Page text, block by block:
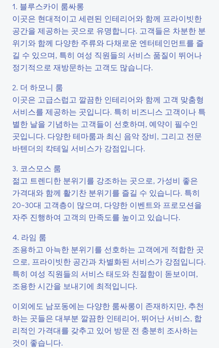
1. 블루스카이 룸싸롱
이곳은 현대적이고 세련된 인테리어와 함께 프라이빗한
공간을 제공하는 곳으로 유명합니다. 고객들은 차분한 분
위기와 함께 다양한 주류와 다채로운 엔터테인먼트를 즐
길 수 있으며, 특히 여성 직원들의 서비스 품질이 뛰어나
정기적으로 재방문하는 고객도 많습니다.
2. 더 하모니 룸
이곳은 고급스럽고 깔끔한 인테리어와 함께 고객 맞춤형
서비스를 제공하는 곳입니다. 특히 비즈니스 고객이나 특
별한 날을 기념하는 고객들이 선호하며, 예약이 필수인
곳입니다. 다양한 테마룸과 최신 음악 장비, 그리고 전문
바텐더의 칵테일 서비스가 강점입니다.
3. 코스모스 룸
젊고 트렌디한 분위기를 강조하는 곳으로, 가성비 좋은
가격대와 함께 활기찬 분위기를 즐길 수 있습니다. 특히
20~30대 고객층이 많으며, 다양한 이벤트와 프로모션을
자주 진행하여 고객의 만족도를 높이고 있습니다.
4. 라임 룸
조용하고 아늑한 분위기를 선호하는 고객에게 적합한 곳
으로, 프라이빗한 공간과 차별화된 서비스가 강점입니다.
특히 여성 직원들의 서비스 태도와 친절함이 돋보이며,
조용한 시간을 보내기에 최적입니다.
이외에도 남포동에는 다양한 룸싸롱이 존재하지만, 추천
하는 곳들은 대부분 깔끔한 인테리어, 뛰어난 서비스, 합
리적인 가격대를 갖추고 있어 방문 전 충분히 조사하는
것이 좋습니다.